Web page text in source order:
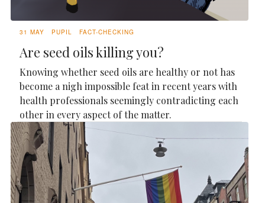
31 MAY PUPIL FACT-CHECKING
Are seed oils killing you?
Knowing whether seed oils are healthy or not has
become a nigh impossible feat in recent years with
health professionals seemingly contradicting each
other in every aspect of the matter.